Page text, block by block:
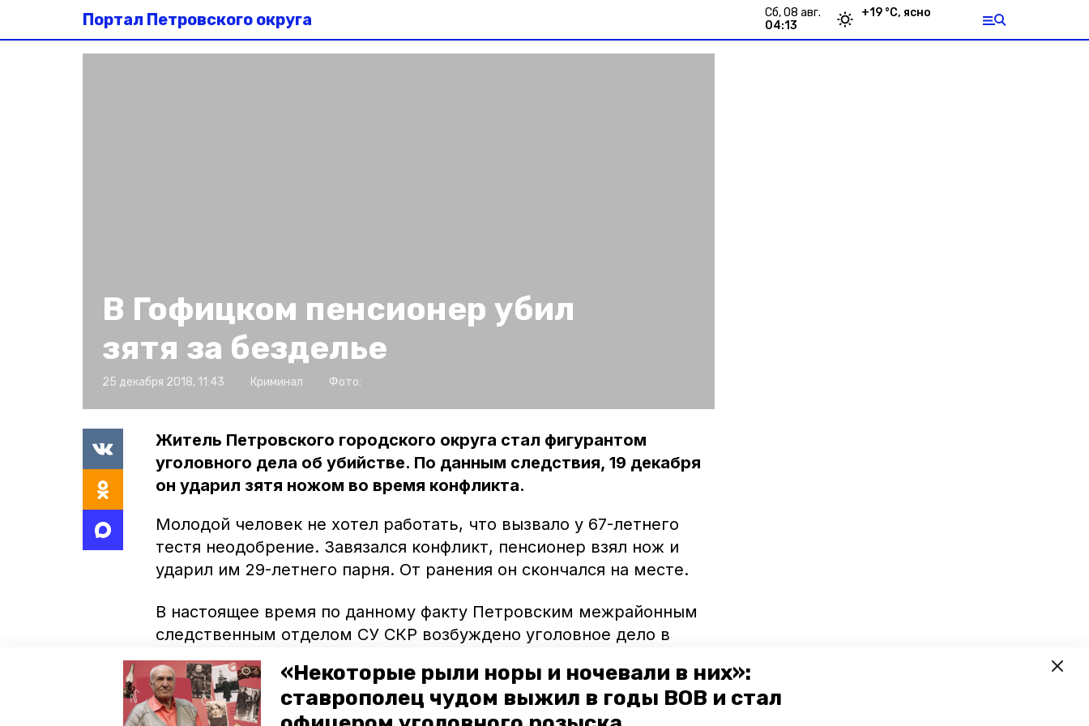
«Некоторые рыли норы и ночевали в них»:
ставрополец чудом выжил в годы ВОВ и стал
Портал Петровского округа
сб, 08 авг.
04:13
+19 °С, ясно
В Гофицком пенсионер убил
зятя за безделье
25 декабря 2018, 11:43 Криминал Фото:
Житель Петровского городского округа стал фигурантом
уголовного дела об убийстве. По данным следствия, 19 декабря
он ударил зятя ножом во время конфликта.
Молодой человек не хотел работать, что вызвало у 67-летнего
тестя неодобрение. Завязался конфликт, пенсионер взял нож и
ударил им 29-летнего парня. От ранения он скончался на месте.
В настоящее время по данному факту Петровским межрайонным
следственным отделом СУ СКР возбуждено уголовное дело в
отношении пенсионера. Мужчину заключили под стражу.
Правоохранители допрашивают свидетелей. Назначен ряд
экспертиз и комплекс следственных действий, которые закрепят